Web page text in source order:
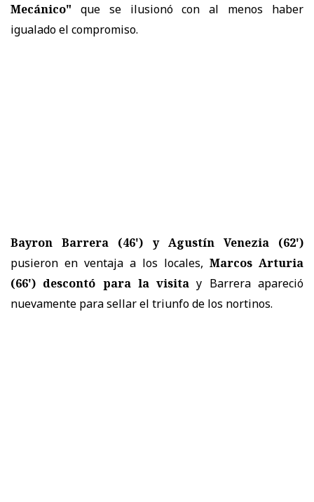
Mecánico" que se ilusionó con al menos haber
igualado el compromiso.
Bayron Barrera (46') y Agustín Venezia (62')
pusieron en ventaja a los locales, Marcos Arturia
(66') descontó para la visita y Barrera apareció
nuevamente para sellar el triunfo de los nortinos.